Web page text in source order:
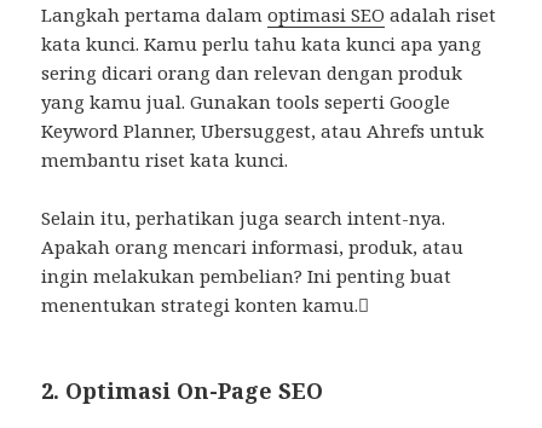
Langkah pertama dalamoptimasi SEO adalah riset
kata kunci. Kamu perlu tahu kata kunci apa yang
sering dicari orang dan relevan dengan produk
yang kamu jual. Gunakan tools seperti Google
Keyword Planner, Ubersuggest, atau Ahrefs untuk
membantu riset kata kunci.
Selain itu, perhatikan juga search intent-nya.
Apakah orang mencari informasi, produk, atau
ingin melakukan pembelian? Ini penting buat
menentukan strategi konten kamu.
2. Optimasi On-Page SEO